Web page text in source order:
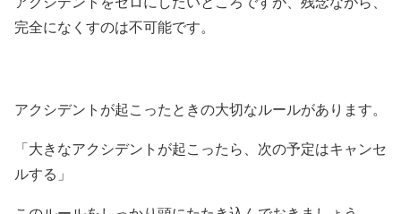
完全になくすのは不可能です。
アクシデントが起こったときの大切なルールがあります。
「大きなアクシデントが起こったら、次の予定はキャンセ
ルする」